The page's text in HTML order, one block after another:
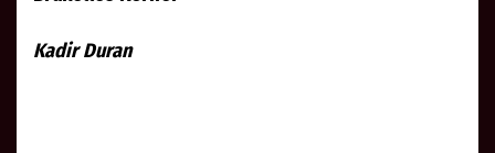
Kadir Duran